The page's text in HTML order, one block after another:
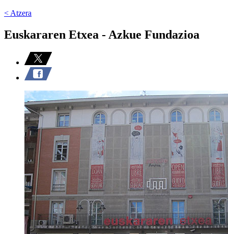
< Atzera
Euskararen Etxea - Azkue Fundazioa